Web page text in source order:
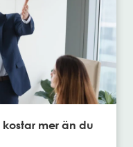
mer än du